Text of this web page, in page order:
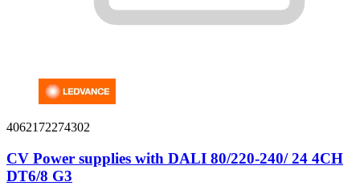
4062172274302
CV Power supplies with DALI 80/220-240/ 24 4CH
DT6/8 G3